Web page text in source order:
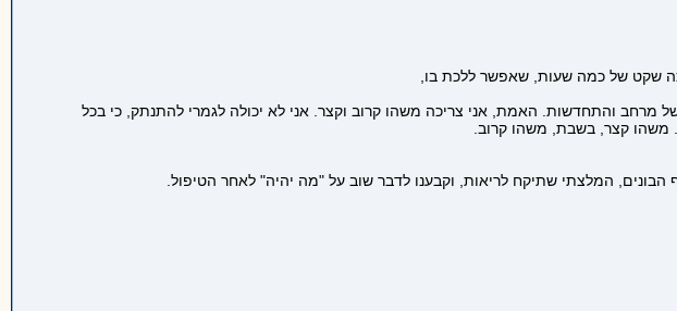
שקט של כמה שעות, שאפשר ללכת בו,
והתחדשות. האמת, אני צריכה משהו קרוב וקצר. אני לא יכולה לגמרי להתנתק, כי בכל
משהו קצר, בשבת, משהו קרוב.
המלצתי שתיקח לריאות, וקבענו לדבר שוב על "מה יהיה" לאחר הטיפול.